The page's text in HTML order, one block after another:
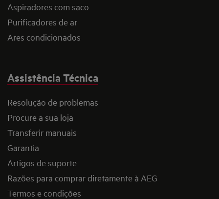
Aspiradores com saco
Purificadores de ar
Ares condicionados
Assistência Técnica
Resolução de problemas
Procure a sua loja
Transferir manuais
Garantia
Artigos de suporte
Razões para comprar diretamente à AEG
Termos e condições